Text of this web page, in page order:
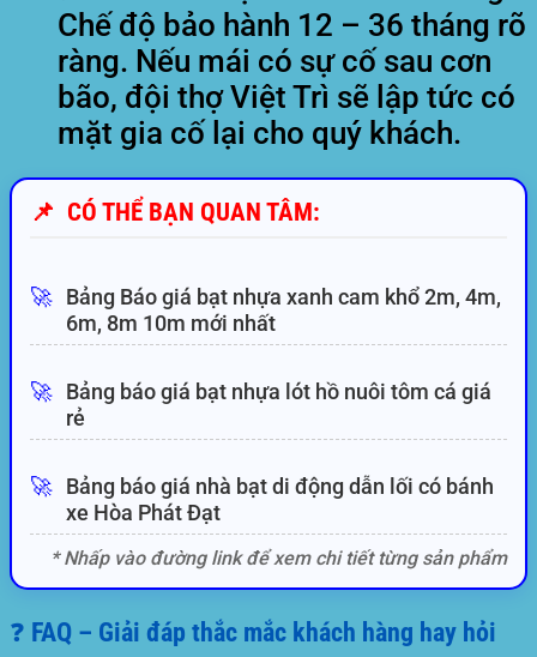
Chế độ bảo hành 12 – 36 tháng rõ
ràng. Nếu mái có sự cố sau cơn
bão, đội thợ Việt Trì sẽ lập tức có
mặt gia cố lại cho quý khách.
📌 CÓ THỂ BẠN QUAN TÂM:
🚀
Bảng Báo giá bạt nhựa xanh cam khổ 2m, 4m,
6m, 8m 10m mới nhất
🚀
Bảng báo giá bạt nhựa lót hồ nuôi tôm cá giá
rẻ
🚀
Bảng báo giá nhà bạt di động dẫn lối có bánh
xe Hòa Phát Đạt
* Nhấp vào đường link để xem chi tiết từng sản phẩm
❓ FAQ – Giải đáp thắc mắc khách hàng hay hỏi